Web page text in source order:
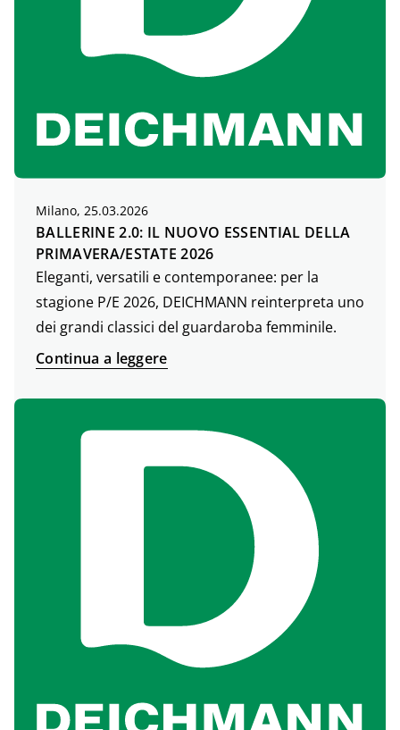
Milano, 25.03.2026
BALLERINE 2.0: IL NUOVO ESSENTIAL DELLA
PRIMAVERA/ESTATE 2026
Eleganti, versatili e contemporanee: per la
stagione P/E 2026, DEICHMANN reinterpreta uno
dei grandi classici del guardaroba femminile.
Continua a leggere